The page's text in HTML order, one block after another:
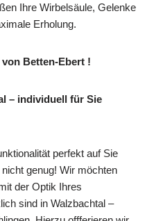
Ihre Wirbelsäule, Gelenke
Erholung.
Betten-Ebert !
– individuell für Sie
perfekt auf Sie
genug! Wir möchten
der Optik Ihres
sind in Walzbachtal –